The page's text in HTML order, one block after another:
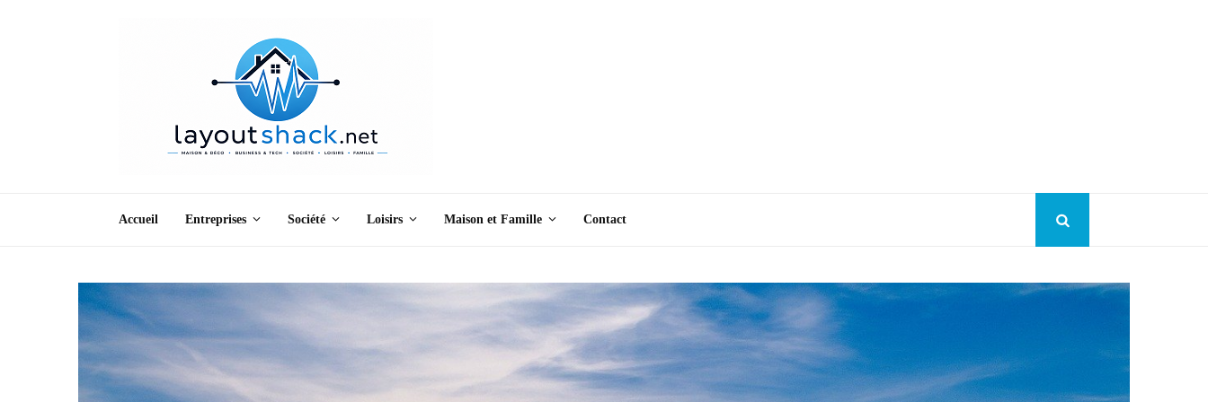
Accueil Entreprises Société Loisirs Maison et Famille Contact